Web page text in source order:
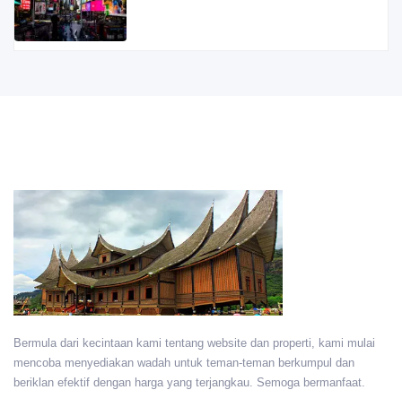
Bermula dari kecintaan kami tentang website dan properti, kami mulai
mencoba menyediakan wadah untuk teman-teman berkumpul dan
beriklan efektif dengan harga yang terjangkau. Semoga bermanfaat.